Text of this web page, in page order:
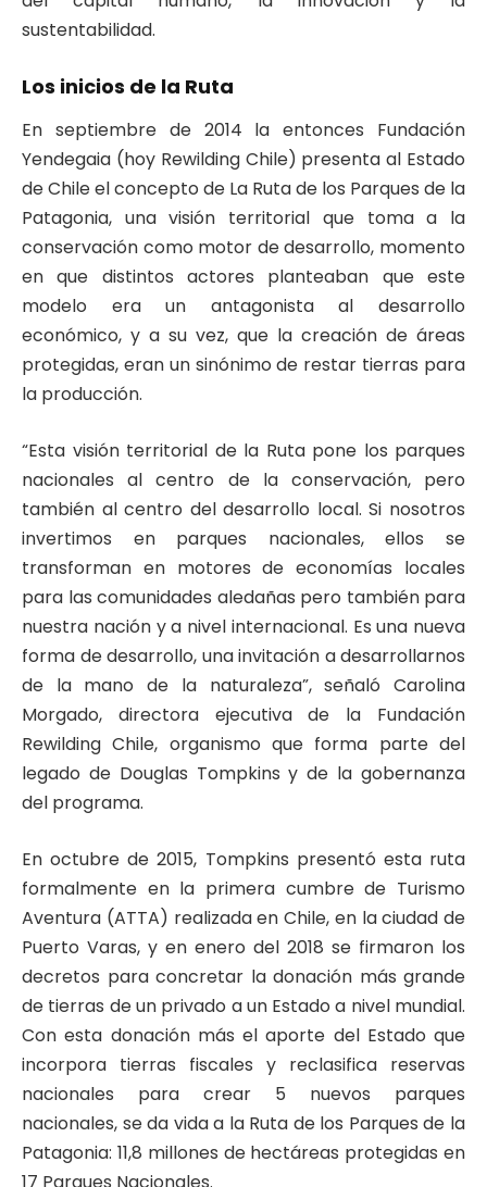
sustentabilidad.
Los inicios de la Ruta
En septiembre de 2014 la entonces Fundación
Yendegaia (hoy Rewilding Chile) presenta al Estado
de Chile el concepto de La Ruta de los Parques de la
Patagonia, una visión territorial que toma a la
conservación como motor de desarrollo, momento
en que distintos actores planteaban que este
modelo era un antagonista al desarrollo
económico, y a su vez, que la creación de áreas
protegidas, eran un sinónimo de restar tierras para
la producción.
“Esta visión territorial de la Ruta pone los parques
nacionales al centro de la conservación, pero
también al centro del desarrollo local. Si nosotros
invertimos en parques nacionales, ellos se
transforman en motores de economías locales
para las comunidades aledañas pero también para
nuestra nación y a nivel internacional. Es una nueva
forma de desarrollo, una invitación a desarrollarnos
de la mano de la naturaleza”, señaló Carolina
Morgado, directora ejecutiva de la Fundación
Rewilding Chile, organismo que forma parte del
legado de Douglas Tompkins y de la gobernanza
del programa.
En octubre de 2015, Tompkins presentó esta ruta
formalmente en la primera cumbre de Turismo
Aventura (ATTA) realizada en Chile, en la ciudad de
Puerto Varas, y en enero del 2018 se firmaron los
decretos para concretar la donación más grande
de tierras de un privado a un Estado a nivel mundial.
Con esta donación más el aporte del Estado que
incorpora tierras fiscales y reclasifica reservas
nacionales para crear 5 nuevos parques
nacionales, se da vida a la Ruta de los Parques de la
Patagonia: 11,8 millones de hectáreas protegidas en
17 Parques Nacionales.